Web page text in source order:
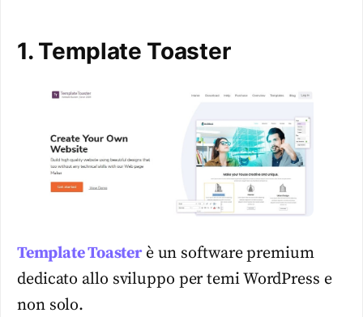
1. Template Toaster
Template Toasterè un software premium
dedicato allo sviluppo per temi WordPress e
non solo.